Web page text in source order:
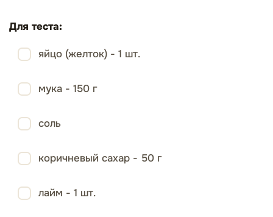
Для теста:
яйцо (желток) - 1 шт.
мука - 150 г
соль
коричневый сахар - 50 г
лайм - 1 шт.